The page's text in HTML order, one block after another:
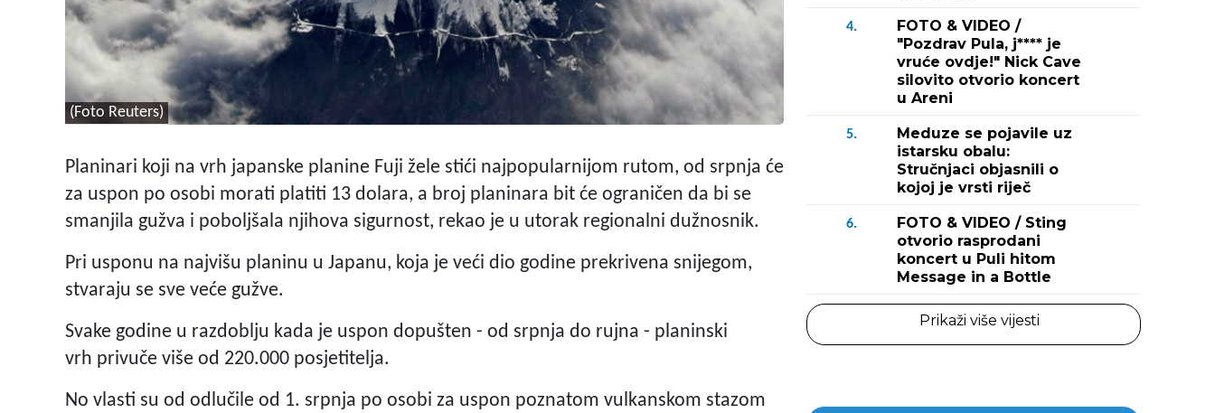
(Foto Reuters)
Planinari koji na vrh japanske planine Fuji žele stići najpopularnijom rutom, od srpnja će
za uspon po osobi morati platiti 13 dolara, a broj planinara bit će ograničen da bi se
smanjila gužva i poboljšala njihova sigurnost, rekao je u utorak regionalni dužnosnik.
Pri usponu na najvišu planinu u Japanu, koja je veći dio godine prekrivena snijegom,
stvaraju se sve veće gužve.
Svake godine u razdoblju kada je uspon dopušten - od srpnja do rujna - planinski
vrh privuče više od 220.000 posjetitelja.
No vlasti su od odlučile od 1. srpnja po osobi za uspon poznatom vulkanskom stazom
4.
FOTO & VIDEO /
"Pozdrav Pula, j**** je
vruće ovdje!" Nick Cave
silovito otvorio koncert
u Areni
5.
Meduze se pojavile uz
istarsku obalu:
Stručnjaci objasnili o
kojoj je vrsti riječ
6.
FOTO & VIDEO / Sting
otvorio rasprodani
koncert u Puli hitom
Message in a Bottle
Prikaži više vijesti